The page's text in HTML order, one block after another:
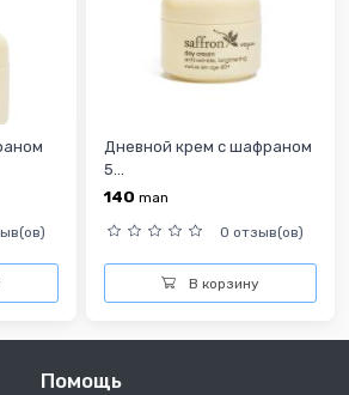
Дневной крем с шафраном
5...
140 man
0 отзыв(ов)
В корзину
Помощь